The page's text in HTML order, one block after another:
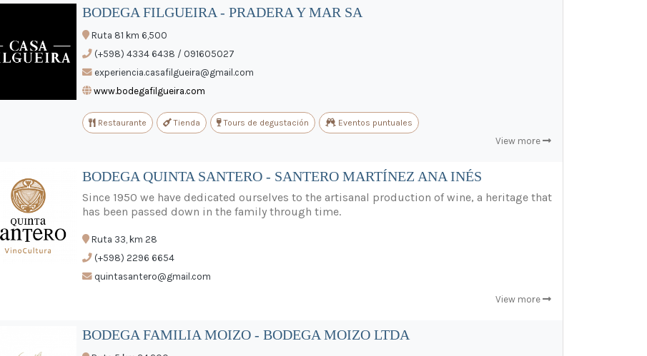
BODEGA FILGUEIRA - PRADERA Y MAR SA
Ruta 81 km 6,500
(+598) 4334 6438 / 091605027
experiencia.casafilgueira@gmail.com
www.bodegafilgueira.com
Restaurante Tienda Tours de degustación Eventos puntuales
View more
BODEGA QUINTA SANTERO - SANTERO MARTÍNEZ ANA INÉS
Since 1950 we have dedicated ourselves to the artisanal production of wine, a heritage that
has been passed down in the family through time.
Ruta 33, km 28
(+598) 2296 6654
quintasantero@gmail.com
View more
BODEGA FAMILIA MOIZO - BODEGA MOIZO LTDA